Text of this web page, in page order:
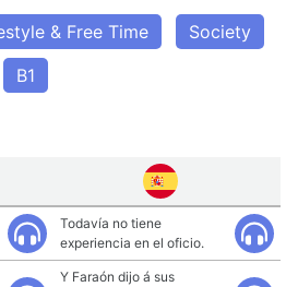
& Free Time
Society
B1
Todavía no tiene
experiencia en el oficio.
Y Faraón dijo á sus